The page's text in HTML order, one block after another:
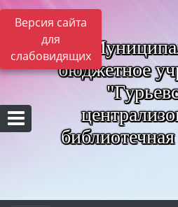
Версия сайта
для
слабовидящих
бюджетное